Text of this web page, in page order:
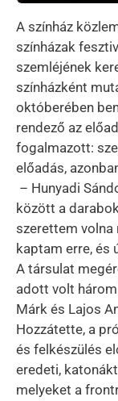
A színház
színházak
szemléjének
színházként
októberében
rendező az
fogalmazott:
előadás,
– Hunyadi
között a
szerettem volna
kaptam erre, és
A társulat
adott volt
Márk és Lajos
Hozzátette, a
és felkészülés
eredeti,
melyeket a